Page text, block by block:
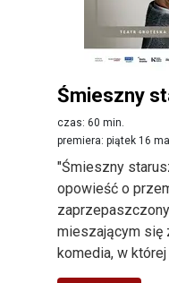
Śmieszny
czas: 60 min.
premiera: piątek 16
"Śmieszny
opowieść o
mieszającym się
komedia, w której